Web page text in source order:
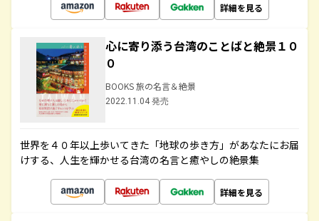
詳細を見る
心に寄り添う台湾のことばと絶景１０
０
BOOKS 旅の名言＆絶景
2022.11.04 発売
世界を４０年以上歩いてきた「地球の歩き方」があなたにお届
けする、人生を輝かせる台湾の名言と癒やしの絶景集
詳細を見る